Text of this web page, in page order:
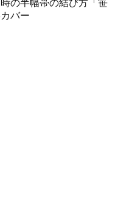
の半幅帯の結び方「笹
バー